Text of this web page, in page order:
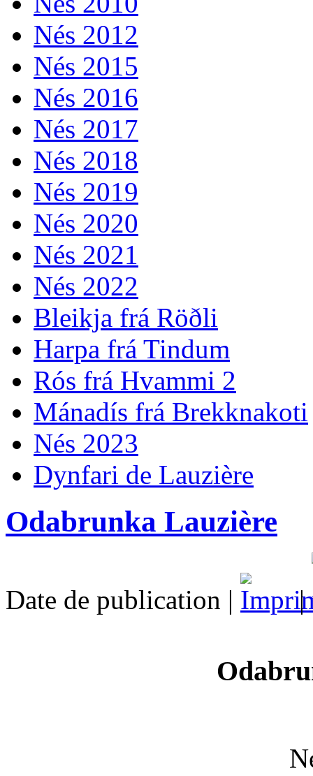
Nés 2012
Nés 2015
Nés 2016
Nés 2017
Nés 2018
Nés 2019
Nés 2020
Nés 2021
Nés 2022
Bleikja frá Röðli
Harpa frá Tindum
Rós frá Hvammi 2
Mánadís frá Brekknakoti
Nés 2023
Dynfari de Lauzière
Odabrunka Lauzière
Date de publication | |